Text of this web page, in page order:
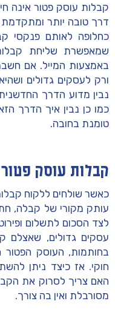
קבלות עוסק פטור אינה
דרך טובה יותר ומתקדמת
כחלופה לאותם פנקסי
שמאפשרת שליחת
באמצעות המייל. אם
ורק לעסקים גדולים
נבין מדוע הדרך
כמו כן נבין איך הדרך
טומנת בחובה.
קבלות עוסק
כאשר שולחים ללקוח
עותק מקורי של קבלה,
לצד הסכום לתשלום
עסקים גדולים, שאצלם
בחותמות, העוסק
חוקי. אז כיצד ניתן
האם צריך לסרוק את
מסורבלת ואין בה צורך.